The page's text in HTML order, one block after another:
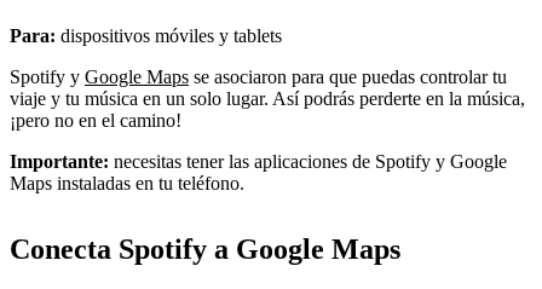
Para: dispositivos móviles y tablets
Spotify y Google Maps se asociaron para que puedas controlar tu
viaje y tu música en un solo lugar. Así podrás perderte en la música,
¡pero no en el camino!
Importante: necesitas tener las aplicaciones de Spotify y Google
Maps instaladas en tu teléfono.
Conecta Spotify a Google Maps